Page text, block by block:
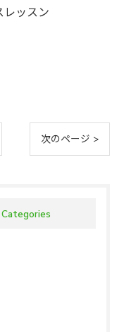
ッスン
次のページ >
Categories